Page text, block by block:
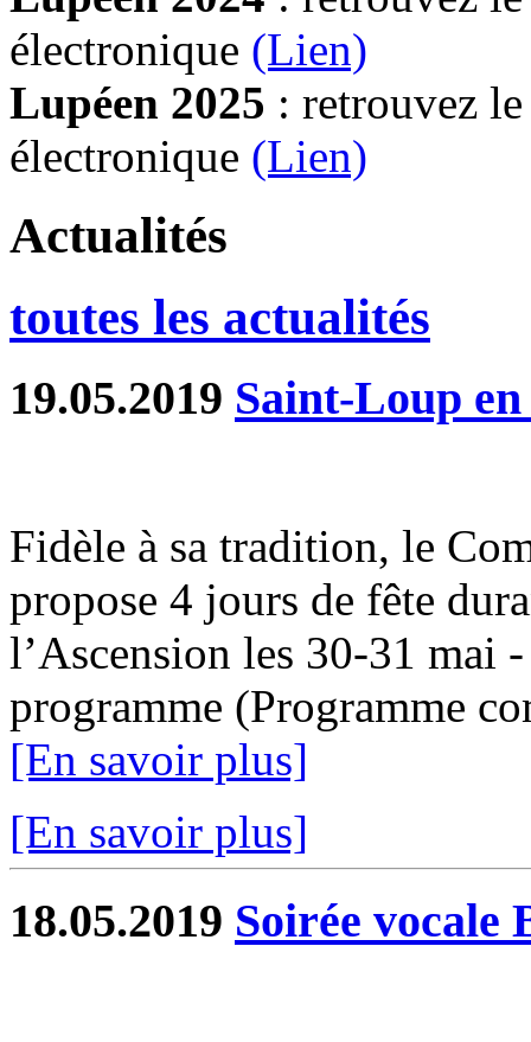
électronique (Lien)
Lupéen 2025 : retrouvez
électronique (Lien)
Actualités
toutes les actualités
19.05.2019 Saint-Loup en
Fidèle à sa tradition, le
propose 4 jours de fête
l’Ascension les 30-31 mai
programme (Programme
[En savoir plus]
[En savoir plus]
18.05.2019 Soirée vocale